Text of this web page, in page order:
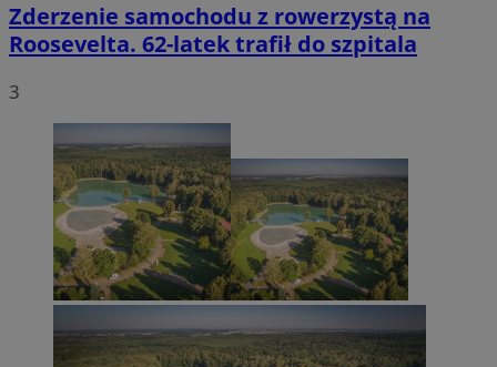
Zderzenie samochodu z rowerzystą na
Roosevelta. 62-latek trafił do szpitala
3